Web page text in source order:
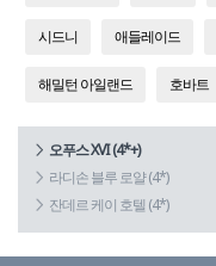
시드니 애들레이드
해밀턴 아일랜드 호바트
오푸스 XVI (4*+)
라디손 블루 로얄 (4*)
잔데르 케이 호텔 (4*)